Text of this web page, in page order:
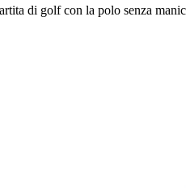
di golf con la polo senza